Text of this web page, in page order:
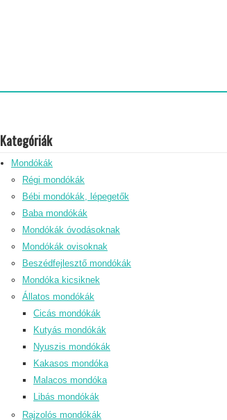
Kategóriák
Mondókák
Régi mondókák
Bébi mondókák, lépegetők
Baba mondókák
Mondókák óvodásoknak
Mondókák ovisoknak
Beszédfejlesztő mondókák
Mondóka kicsiknek
Állatos mondókák
Cicás mondókák
Kutyás mondókák
Nyuszis mondókák
Kakasos mondóka
Malacos mondóka
Libás mondókák
Rajzolós mondókák